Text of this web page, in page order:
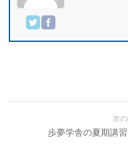
次
歩夢学舎の夏期講